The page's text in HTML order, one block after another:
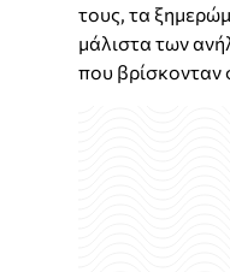
τους, τα
μάλιστα των
που βρίσκονταν